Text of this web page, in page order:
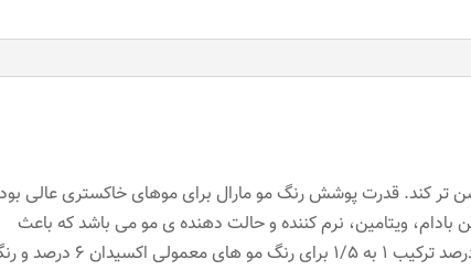
تر کند. قدرت پوشش رنگ مو مارال برای موهای خاکستری عالی
ویتامین، نرم کننده و حالت دهنده ی مو می باشد که باعث
درخشندگی مو شده و از خشک شدن و شکنندگی مو جلوگیری می کند. حجم: ۱۰۰ میل نسبت درصد ترکیب ۱ به ۱/۵ برای رنگ مو های